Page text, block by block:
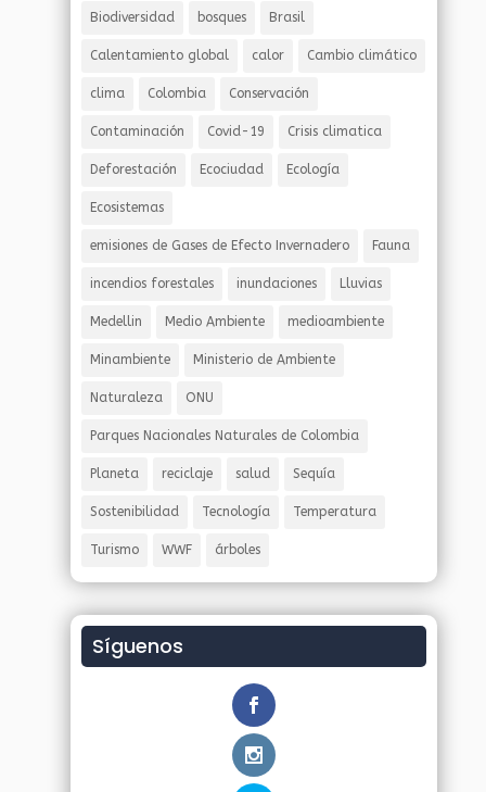
Biodiversidad bosques Brasil
Calentamiento global calor Cambio climático
clima Colombia Conservación
Contaminación Covid-19 Crisis climatica
Deforestación Ecociudad Ecología
Ecosistemas
emisiones de Gases de Efecto Invernadero Fauna
incendios forestales inundaciones Lluvias
Medellin Medio Ambiente medioambiente
Minambiente Ministerio de Ambiente
Naturaleza ONU
Parques Nacionales Naturales de Colombia
Planeta reciclaje salud Sequía
Sostenibilidad Tecnología Temperatura
Turismo WWF árboles
Síguenos